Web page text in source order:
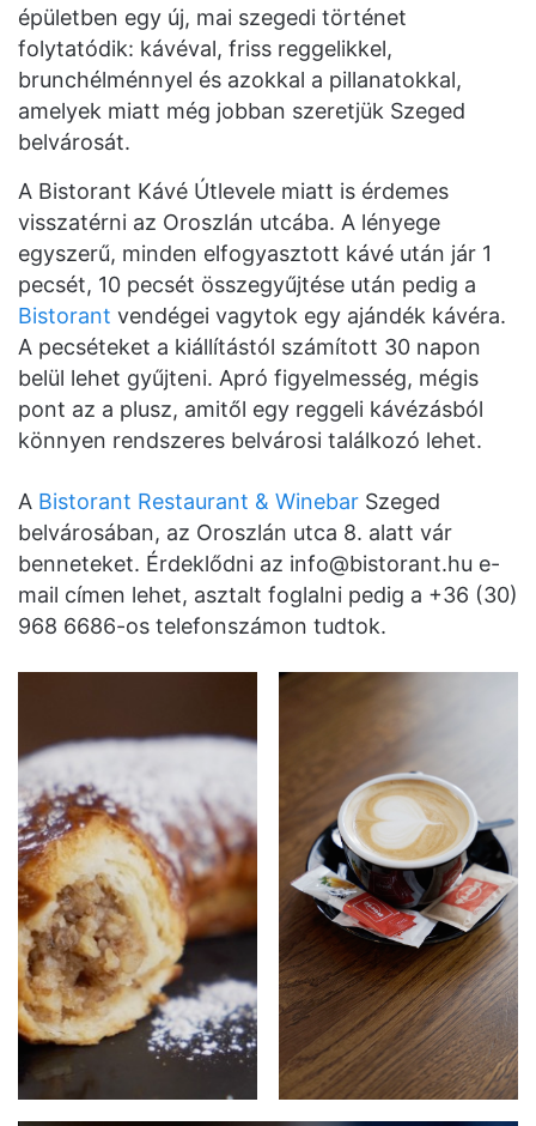
épületben egy új, mai szegedi történet
folytatódik: kávéval, friss reggelikkel,
brunchélménnyel és azokkal a pillanatokkal,
amelyek miatt még jobban szeretjük Szeged
belvárosát.
A Bistorant Kávé Útlevele miatt is érdemes
visszatérni az Oroszlán utcába. A lényege
egyszerű, minden elfogyasztott kávé után jár 1
pecsét, 10 pecsét összegyűjtése után pedig a
Bistorant vendégei vagytok egy ajándék kávéra.
A pecséteket a kiállítástól számított 30 napon
belül lehet gyűjteni. Apró figyelmesség, mégis
pont az a plusz, amitől egy reggeli kávézásból
könnyen rendszeres belvárosi találkozó lehet.
A Bistorant Restaurant & Winebar Szeged
belvárosában, az Oroszlán utca 8. alatt vár
benneteket. Érdeklődni az info@bistorant.hu e-
mail címen lehet, asztalt foglalni pedig a +36 (30)
968 6686-os telefonszámon tudtok.